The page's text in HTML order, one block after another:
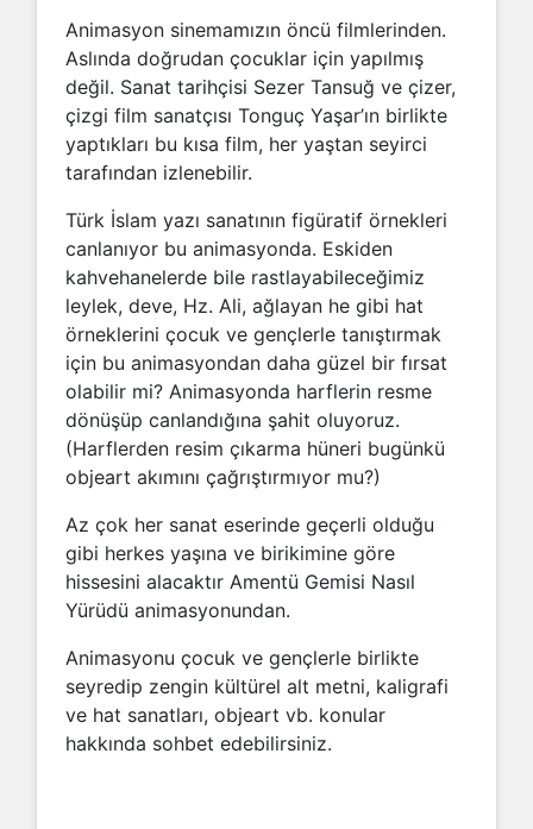
Animasyon sinemamızın öncü filmlerinden.
Aslında doğrudan çocuklar için yapılmış
değil. Sanat tarihçisi Sezer Tansuğ ve çizer,
çizgi film sanatçısı Tonguç Yaşar’ın birlikte
yaptıkları bu kısa film, her yaştan seyirci
tarafından izlenebilir.
Türk İslam yazı sanatının figüratif örnekleri
canlanıyor bu animasyonda. Eskiden
kahvehanelerde bile rastlayabileceğimiz
leylek, deve, Hz. Ali, ağlayan he gibi hat
örneklerini çocuk ve gençlerle tanıştırmak
için bu animasyondan daha güzel bir fırsat
olabilir mi? Animasyonda harflerin resme
dönüşüp canlandığına şahit oluyoruz.
(Harflerden resim çıkarma hüneri bugünkü
objeart akımını çağrıştırmıyor mu?)
Az çok her sanat eserinde geçerli olduğu
gibi herkes yaşına ve birikimine göre
hissesini alacaktır Amentü Gemisi Nasıl
Yürüdü animasyonundan.
Animasyonu çocuk ve gençlerle birlikte
seyredip zengin kültürel alt metni, kaligrafi
ve hat sanatları, objeart vb. konular
hakkında sohbet edebilirsiniz.